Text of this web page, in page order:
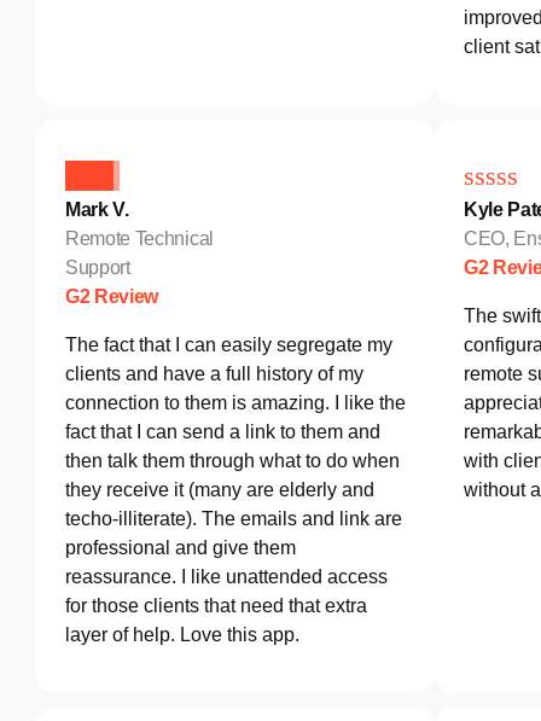
client
Mark V.
Remote Technical
Support
G2 Review
The fact that I can easily segregate my
clients and have a full history of my
connection to them is amazing. I like the
fact that I can send a link to them and
then talk them through what to do when
they receive it (many are elderly and
techo-illiterate). The emails and link are
professional and give them
reassurance. I like unattended access
for those clients that need that extra
layer of help. Love this app.
Kyle
CEO,
G2
The
remote
with
without